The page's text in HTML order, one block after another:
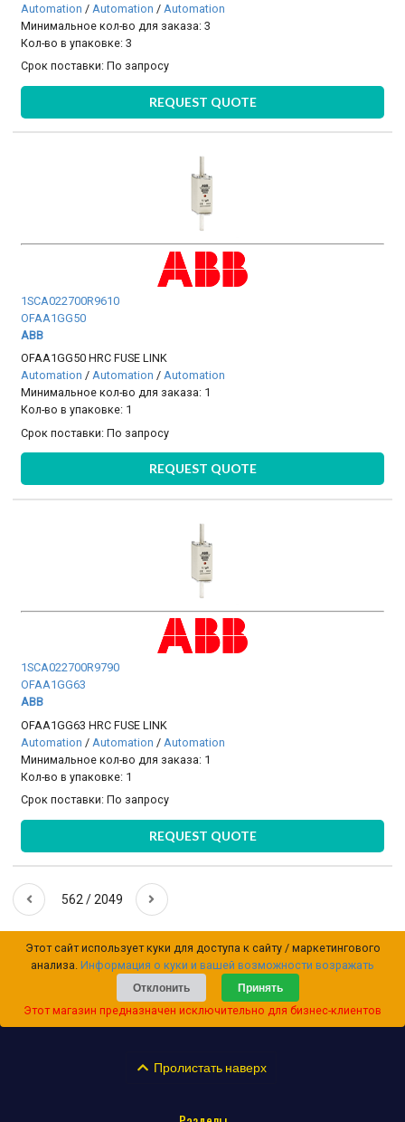
Automation / Automation / Automation
Минимальное кол-во для заказа: 3
Кол-во в упаковке: 3
Срок поставки:По запросу
REQUEST QUOTE
1SCA022700R9610
OFAA1GG50
ABB
OFAA1GG50 HRC FUSE LINK
Automation /Automation /Automation
Минимальное кол-во для заказа: 1
Кол-во в упаковке: 1
Срок поставки:По запросу
REQUEST QUOTE
1SCA022700R9790
OFAA1GG63
ABB
OFAA1GG63 HRC FUSE LINK
Automation / Automation / Automation
Минимальное кол-во для заказа: 1
Кол-во в упаковке: 1
Срок поставки:По запросу
REQUEST QUOTE
562 / 2049
Этот сайт использует куки для доступа к сайту / маркетингового
анализа. Информация о куки и вашей возможности возражать
Отклонить
Принять
Этот магазин предназначен исключительно для бизнес-клиентов
Пролистать наверх